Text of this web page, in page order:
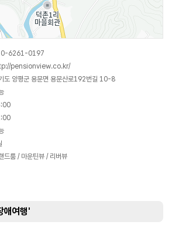
6261-0197
pensionview.co.kr/
도 양평군 용문면 용문산로192번길 10-8
드룸 / 마운틴뷰 / 리버뷰
애여행'